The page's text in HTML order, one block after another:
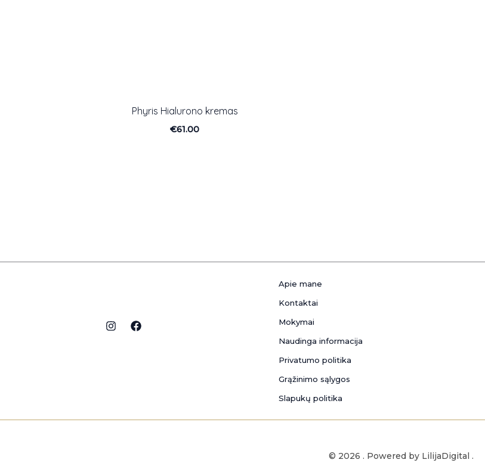
Phyris Hialurono kremas
€61.00
Apie mane
Kontaktai
Mokymai
Naudinga informacija
Privatumo politika
Grąžinimo sąlygos
Slapukų politika
© 2026 . Powered by LilijaDigital .